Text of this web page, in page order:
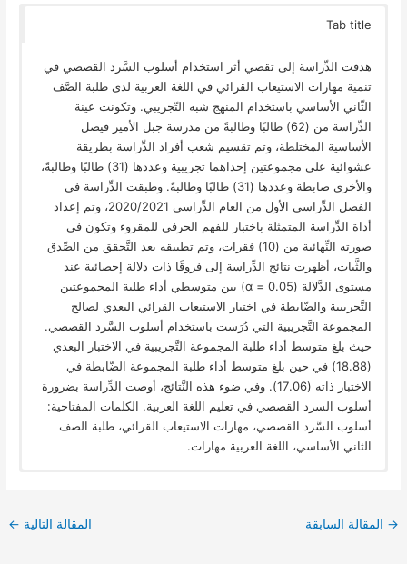
Tab title
هدفت الدِّراسة إلى تقصي أثر استخدام أسلوب السَّرد القصصي في
تنمية مهارات الاستيعاب القرائي في اللغة العربية لدى طلبة الصَّف
الثّاني الأساسي باستخدام المنهج شبه التّجريبي. وتكونت عينة
الدِّراسة من (62) طالبًا وطالبةً من مدرسة جبل الأمير فيصل
الأساسية المختلطة، وتم تقسيم شعب أفراد الدِّراسة بطريقة
عشوائية على مجموعتين إحداهما تجريبية وعددها (31) طالبًا وطالبةً،
والأخرى ضابطة وعددها (31) طالبًا وطالبةً. وطبقت الدِّراسة في
الفصل الدِّراسي الأول من العام الدِّراسي 2020/2021، وتم إعداد
أداة الدِّراسة المتمثلة باختبار للفهم الحرفي للمقروء وتكون في
صورته النِّهائية من (10) فقرات، وتم تطبيقه بعد التَّحقق من الصِّدق
والثَّبات، أظهرت نتائج الدِّراسة إلى فروقًا ذات دلالة إحصائية عند
مستوى الدَّلالة (0.05 = α) بين متوسطي أداء طلبة المجموعتين
التَّجريبية والضّابطة في اختبار الاستيعاب القرائي البعدي لصالح
المجموعة التَّجريبية التي دُرَست باستخدام أسلوب السَّرد القصصي.
حيث بلغ متوسط أداء طلبة المجموعة التَّجريبية في الاختبار البعدي
(18.88) في حين بلغ متوسط أداء طلبة المجموعة الضّابطة في
الاختبار ذاته (17.06). وفي ضوء هذه النَّتائج، أوصت الدِّراسة بضرورة
أسلوب السرد القصصي في تعليم اللغة العربية. الكلمات المفتاحية:
أسلوب السَّرد القصصي، مهارات الاستيعاب القرائي، طلبة الصف
الثاني الأساسي، اللغة العربية مهارات.
→ المقالة السابقة المقالة التالية ←